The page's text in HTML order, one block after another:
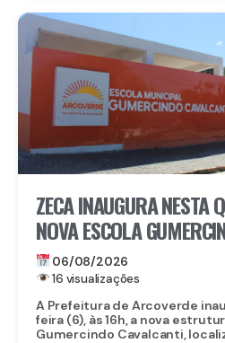
ZECA INAUGURA NESTA
NOVA ESCOLA
AUTORIZA OBRAS DE
ARCOVERDE
06/08/2026
16 visualizações
A Prefeitura de Arcoverde
feira (6), às 16h, a nova
Gumercindo Cavalcanti,